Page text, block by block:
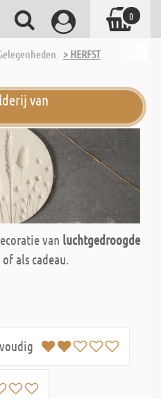
> HERFST
van
van luchtgedroogde
als cadeau.
0